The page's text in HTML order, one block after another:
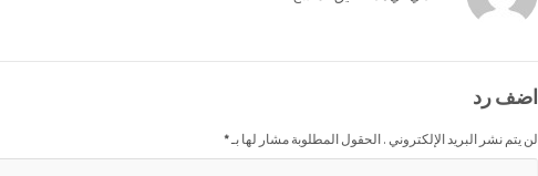
اضف رد
لن يتم نشر البريد الإلكتروني . الحقول المطلوبة مشار لها بـ*